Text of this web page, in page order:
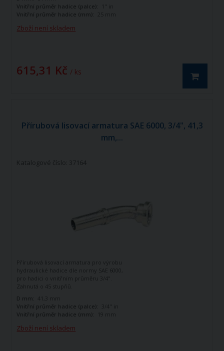
Zboží není skladem
615,31 Kč / ks
Vnitřní průměr hadice (palce):
1" in
Vnitřní průměr hadice (mm):
25 mm
Přírubová lisovací armatura SAE 6000, 3/4", 41,3
mm,...
Katalogové číslo: 37164
Zboží není skladem
Přírubová lisovací armatura pro výrobu
hydraulické hadice dle normy SAE 6000,
pro hadici o vnitřním průměru 3/4".
Zahnutá o 45 stupňů.
D mm:
41,3 mm
Vnitřní průměr hadice (palce):
3/4" in
Vnitřní průměr hadice (mm):
19 mm